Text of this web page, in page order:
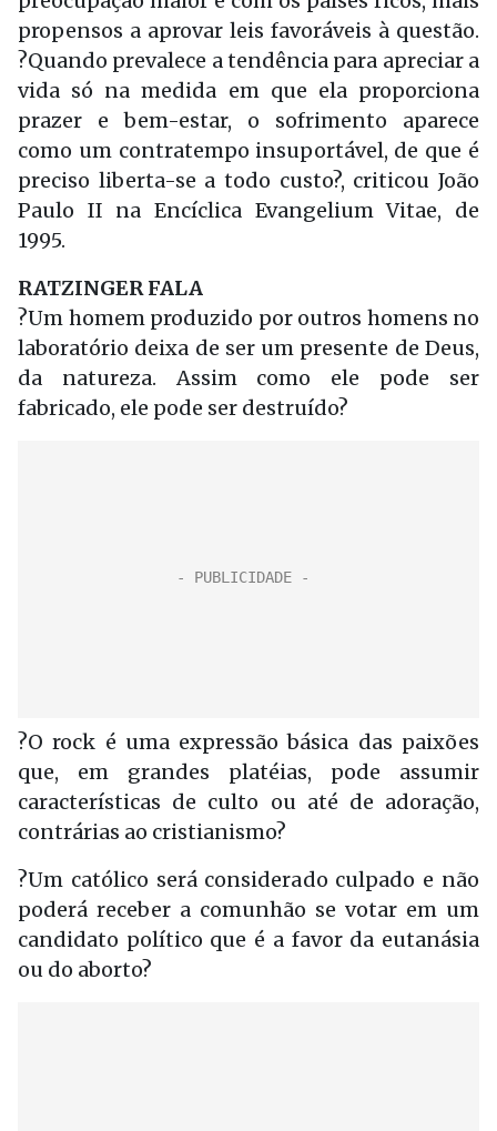
propensos a aprovar leis favoráveis à questão.
?Quando prevalece a tendência para apreciar a
vida só na medida em que ela proporciona
prazer e bem-estar, o sofrimento aparece
como um contratempo insuportável, de que é
preciso liberta-se a todo custo?, criticou João
Paulo II na Encíclica Evangelium Vitae, de
1995.
RATZINGER FALA
?Um homem produzido por outros homens no
laboratório deixa de ser um presente de Deus,
da natureza. Assim como ele pode ser
fabricado, ele pode ser destruído?
?O rock é uma expressão básica das paixões
que, em grandes platéias, pode assumir
características de culto ou até de adoração,
contrárias ao cristianismo?
?Um católico será considerado culpado e não
poderá receber a comunhão se votar em um
candidato político que é a favor da eutanásia
ou do aborto?